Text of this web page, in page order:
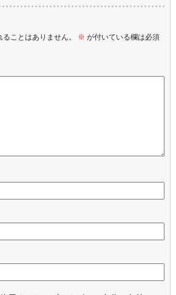
ことはありません。 ※ が付いている欄は必須